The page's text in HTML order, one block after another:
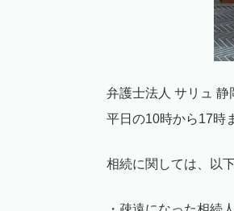
弁護士法人 サリュ
平日の10時から17時
相続に関しては、以